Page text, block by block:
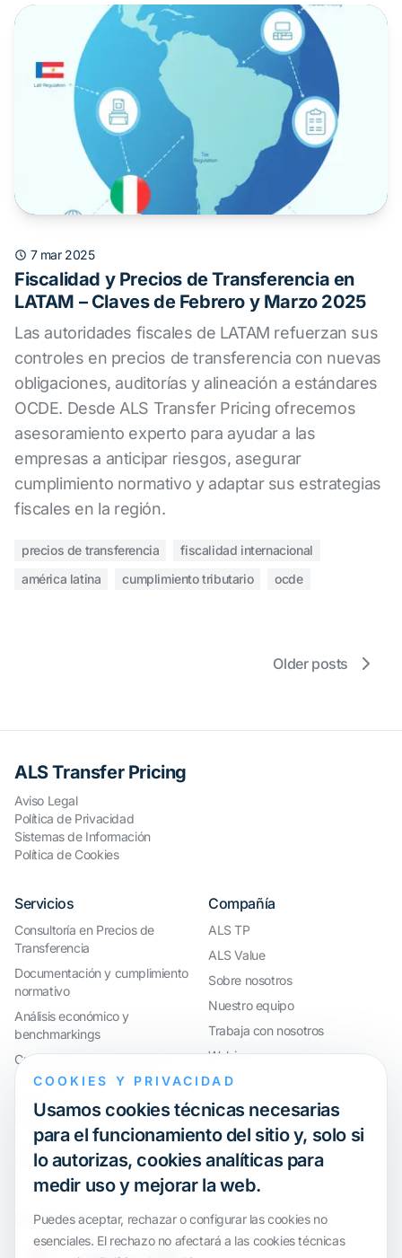
7 mar 2025
Fiscalidad y Precios de Transferencia en
LATAM – Claves de Febrero y Marzo 2025
Las autoridades fiscales de LATAM refuerzan sus
controles en precios de transferencia con nuevas
obligaciones, auditorías y alineación a estándares
OCDE. Desde ALS Transfer Pricing ofrecemos
asesoramiento experto para ayudar a las
empresas a anticipar riesgos, asegurar
cumplimiento normativo y adaptar sus estrategias
fiscales en la región.
precios de transferencia
fiscalidad internacional
américa latina
cumplimiento tributario ocde
Older posts
ALS Transfer Pricing
Aviso Legal
Política de Privacidad
Sistemas de Información
Política de Cookies
Servicios
Consultoría en Precios de
Transferencia
Documentación y cumplimiento
normativo
Análisis económico y
benchmarkings
Cumplimiento internacional y
reorganización de grupos
Defensa ante inspecciones y
litigios
Valoraciones y operaciones
financieras
Compañía
ALS TP
ALS Value
Sobre nosotros
Nuestro equipo
Trabaja con nosotros
Webinar
Certification
COOKIES Y PRIVACIDAD
Usamos cookies técnicas necesarias
para el funcionamiento del sitio y, solo si
lo autorizas, cookies analíticas para
medir uso y mejorar la web.
Puedes aceptar, rechazar o configurar las cookies no
esenciales. El rechazo no afectará a las cookies técnicas